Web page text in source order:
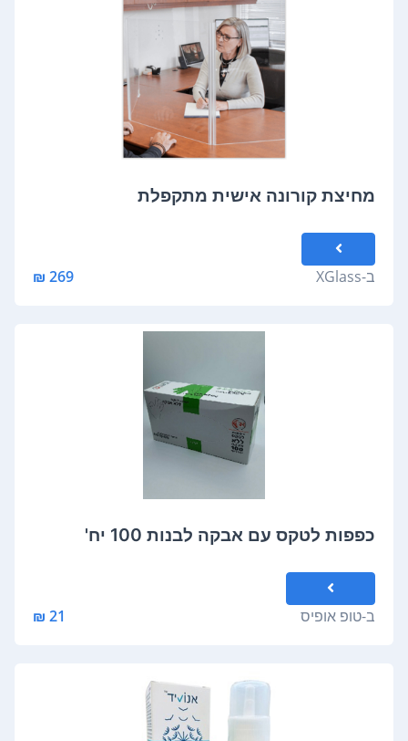
מחיצת קורונה אישית מתקפלת
ב-XGlass
269 ₪
כפפות לטקס עם אבקה לבנות 100 יח'
ב-טופ אופיס 21 ₪